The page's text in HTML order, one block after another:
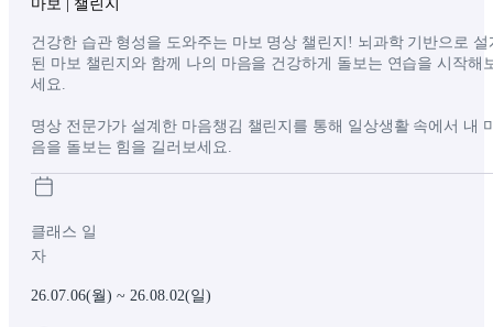
마보 챌린지
건강한 습관 형성을 도와주는 마보 명상 챌린지! 뇌과학 기반으로 설
된 마보 챌린지와 함께 나의 마음을 건강하게 돌보는 연습을 시작해
세요.
명상 전문가가 설계한 마음챙김 챌린지를 통해 일상생활 속에서 내
음을 돌보는 힘을 길러보세요.
클래스 일
자
26.07.06(월) ~ 26.08.02(일)